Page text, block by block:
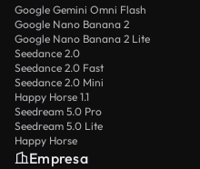
Google Gemini Omni Flash
Google Nano Banana 2
Google Nano Banana 2 Lite
Seedance 2.0
Seedance 2.0 Fast
Seedance 2.0 Mini
Happy Horse 1.1
Seedream 5.0 Pro
Seedream 5.0 Lite
Happy Horse
Empresa